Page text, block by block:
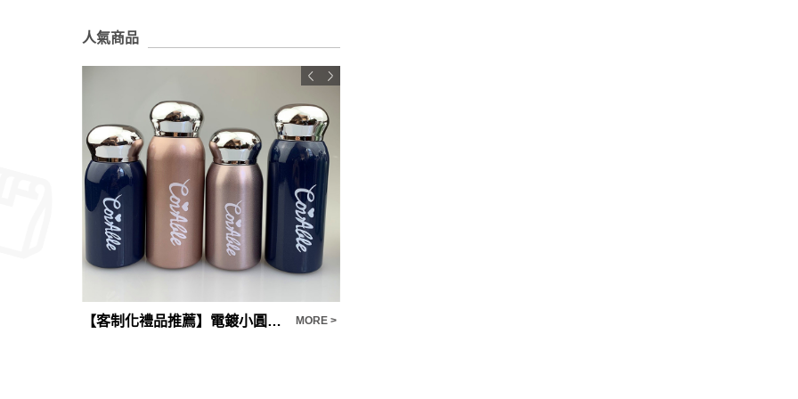
人氣商品
【客制化禮品推薦】電鍍小圓蓋迷你小巧304不鋒鋼​​真空氣保溫杯 MORE >